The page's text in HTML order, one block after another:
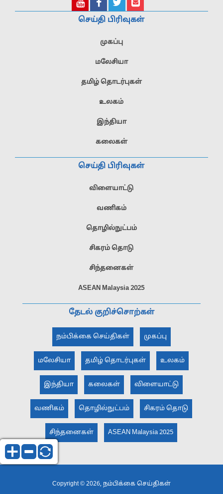
செய்தி பிரிவுகள்
முகப்பு
மலேசியா
தமிழ் தொடர்புகள்
உலகம்
இந்தியா
கலைகள்
செய்தி பிரிவுகள்
விளையாட்டு
வணிகம்
தொழில்நுட்பம்
சிகரம் தொடு
சிந்தனைகள்
ASEAN Malaysia 2025
தேடல் குறிச்சொற்கள்
நம்பிக்கை செய்திகள் முகப்பு
மலேசியா தமிழ் தொடர்புகள் உலகம்
இந்தியா கலைகள் விளையாட்டு
வணிகம் தொழில்நுட்பம் சிகரம் தொடு
சிந்தனைகள் ASEAN Malaysia 2025
Copyright © 2026, நம்பிக்கை செய்திகள்